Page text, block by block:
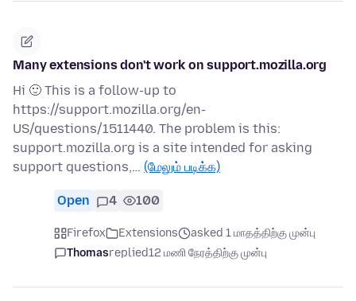
Many extensions don't work on support.mozilla.org
Hi 🙂 This is a follow-up to
https://support.mozilla.org/en-
US/questions/1511440. The problem is this:
support.mozilla.org is a site intended for asking
support questions,… (மேலும் படிக்க)
Open 4 100
Firefox Extensions
asked 1 மாதத்திற்கு முன்பு
Thomasreplied12 மணி நேரத்திற்கு முன்பு